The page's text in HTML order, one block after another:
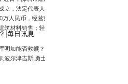
立，法定代表人为史文
人民币，经营范围为一
筑材料销售；轻质建筑
|每日讯息
明加能否救赎？,老鹰,金
波尔津吉斯,勇士更衣室,